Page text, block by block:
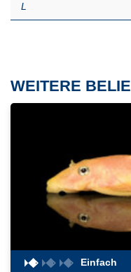
L
WEITERE
Einfach